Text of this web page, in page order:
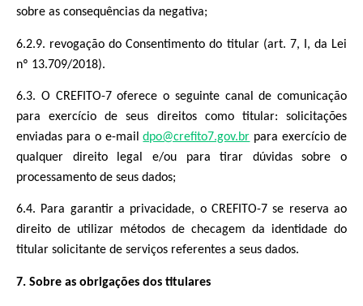
sobre as consequências da negativa;
6.2.9. revogação do Consentimento do titular (art. 7, I, da Lei
nº 13.709/2018).
6.3. O CREFITO-7 oferece o seguinte canal de comunicação
para exercício de seus direitos como titular: solicitações
enviadas para o e-maildpo@crefito7.gov.br para exercício de
qualquer direito legal e/ou para tirar dúvidas sobre o
processamento de seus dados;
6.4. Para garantir a privacidade, o CREFITO-7 se reserva ao
direito de utilizar métodos de checagem da identidade do
titular solicitante de serviços referentes a seus dados.
7. Sobre as obrigações dos titulares